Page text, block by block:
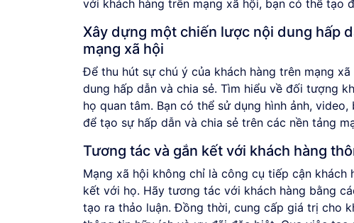
với khách hàng trên mạng xã hội, bạn có thể tạo
Xây dựng một chiến lược nội dung hấp
mạng xã hội
Để thu hút sự chú ý của khách hàng trên mạng
dung hấp dẫn và chia sẻ. Tìm hiểu về đối tượng
họ quan tâm. Bạn có thể sử dụng hình ảnh,
để tạo sự hấp dẫn và chia sẻ trên các nền tảng
Tương tác và gắn kết với khách hàng
Mạng xã hội không chỉ là công cụ tiếp cận
kết với họ. Hãy tương tác với khách hàng bằng
tạo ra thảo luận. Đồng thời, cung cấp giá trị cho